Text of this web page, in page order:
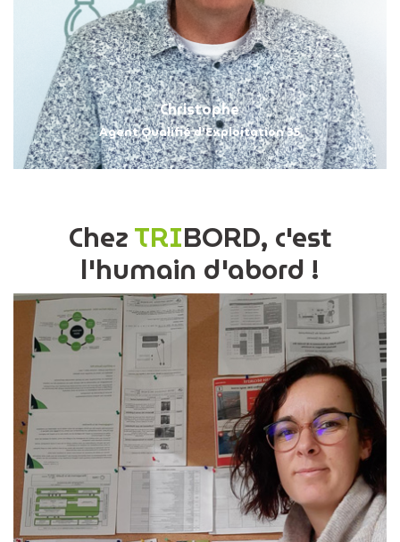
Christophe
Agent Qualifié d'Exploitation 35
ChezTRIBORD, c'est
l'humain d'abord !